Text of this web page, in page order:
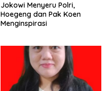
Jokowi Menyeru Polri,
Hoegeng dan Pak Koen
Menginspirasi